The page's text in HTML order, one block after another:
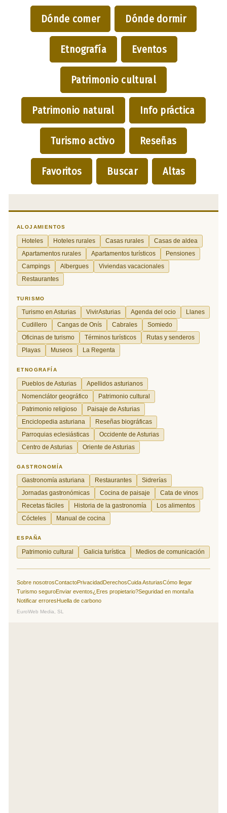
Dónde comer Dónde dormir
Etnografía Eventos
Patrimonio cultural
Patrimonio natural Info práctica
Turismo activo Reseñas
Favoritos Buscar Altas